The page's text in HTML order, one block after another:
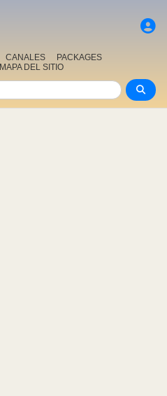
CANALES
PACKAGES
MAPA DEL SITIO